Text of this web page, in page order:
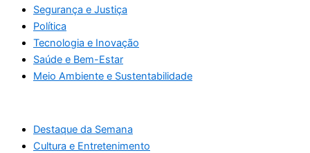
Segurança e Justiça
Política
Tecnologia e Inovação
Saúde e Bem-Estar
Meio Ambiente e Sustentabilidade
Destaque da Semana
Cultura e Entretenimento